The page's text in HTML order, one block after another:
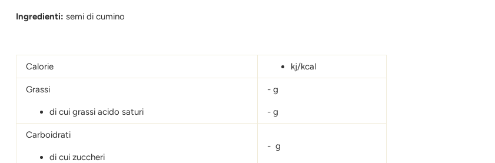
Ingredienti: semi di cumino
Calorie kj/kcal
Grassi
di cui grassi acido saturi
- g
- g
Carboidrati
di cui zuccheri
- g